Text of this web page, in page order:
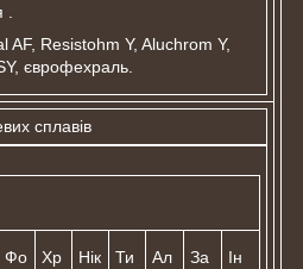
AF, Resistohm Y, Aluchrom Y,
єврофехраль.
сплавів
Фо
Хр
Нік
Ти
Ал
За
Ін